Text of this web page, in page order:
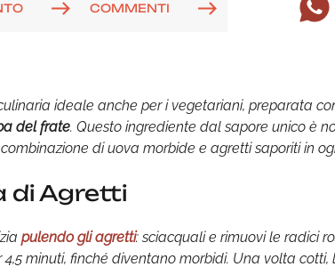
COMMENTI
ideale anche per i vegetariani, preparata
del frate. Questo ingrediente dal sapore unico è
di uova morbide e agretti saporiti in
di Agretti
pulendo gli agretti: sciacquali e rimuovi le radici
minuti, finché diventano morbidi. Una volta